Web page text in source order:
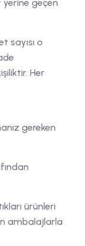
geçen
sayısı o
Her
gereken
ürünleri
ambalajlarla